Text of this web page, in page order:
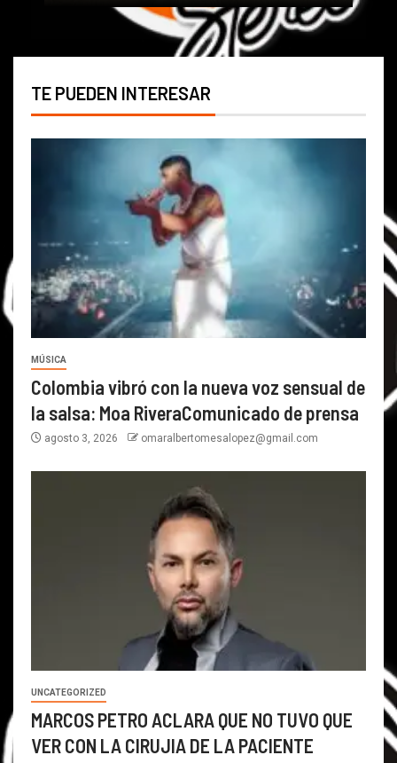
TE PUEDEN INTERESAR
MÚSICA
Colombia vibró con la nueva voz sensual de
la salsa: Moa RiveraComunicado de prensa
agosto 3, 2026 omaralbertomesalopez@gmail.com
UNCATEGORIZED
MARCOS PETRO ACLARA QUE NO TUVO QUE
VER CON LA CIRUJIA DE LA PACIENTE